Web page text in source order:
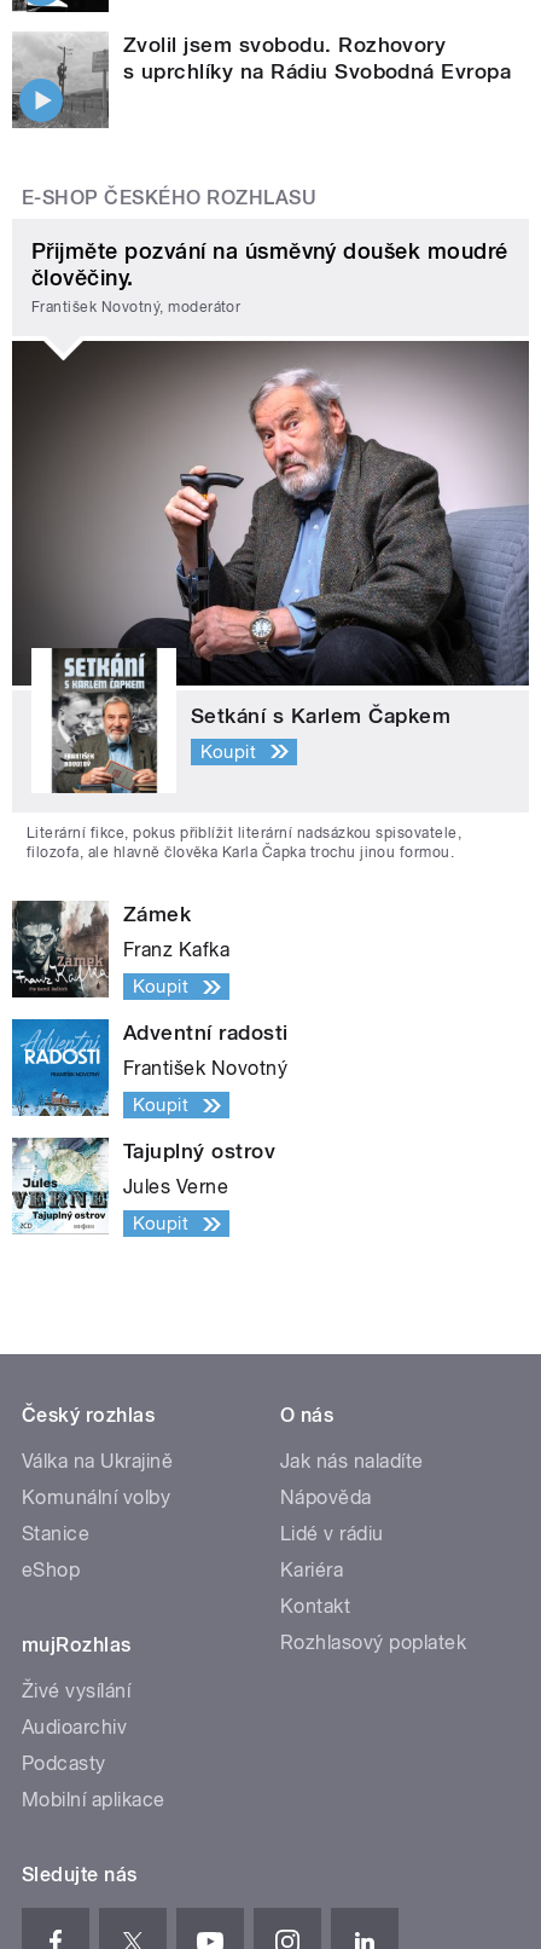
Zvolil jsem svobodu. Rozhovory
s uprchlíky na Rádiu Svobodná Evropa
E-SHOP ČESKÉHO ROZHLASU
Přijměte pozvání na úsměvný doušek moudré
člověčiny.
František Novotný, moderátor
Setkání s Karlem Čapkem
Koupit
Literární fikce, pokus přiblížit literární nadsázkou spisovatele,
filozofa, ale hlavně člověka Karla Čapka trochu jinou formou.
Zámek
Franz Kafka
Koupit
Adventní radosti
František Novotný
Koupit
Tajuplný ostrov
Jules Verne
Koupit
Český rozhlas
Válka na Ukrajině
Komunální volby
Stanice
eShop
mujRozhlas
Živé vysílání
Audioarchiv
Podcasty
Mobilní aplikace
O nás
Jak nás naladíte
Nápověda
Lidé v rádiu
Kariéra
Kontakt
Rozhlasový poplatek
Sledujte nás